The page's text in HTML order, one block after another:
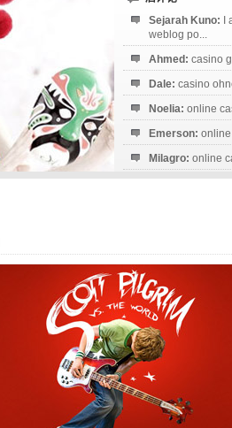
Sejarah Kuno:
weblog po...
Ahmed: casino
Dale: casino
Noelia: online
Emerson:
Milagro: online